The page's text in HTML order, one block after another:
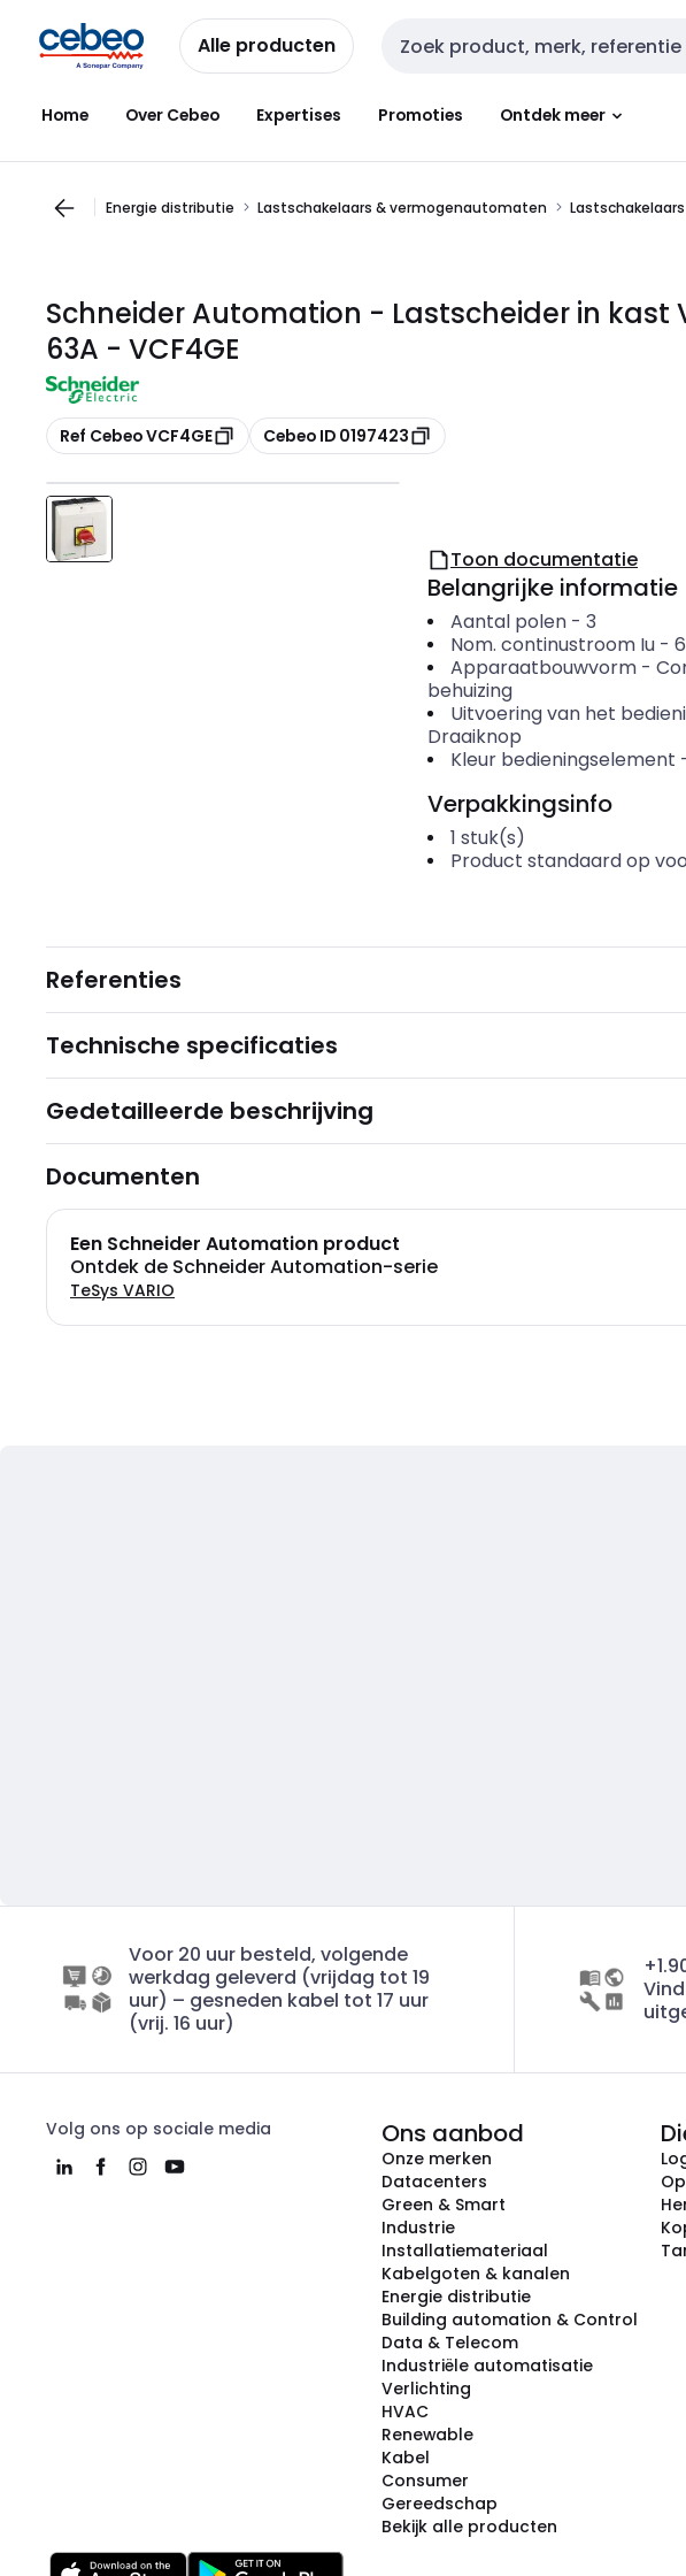
naar
navigatie
naar
inhoud
Alle producten Zoekveld invoer
Home Over Cebeo Expertises Promoties Ontdek meer
Energie distributie Lastschakelaars & vermogenautomaten
Schneider Automation - Lastscheider in kast
63A - VCF4GE
Kopiëren
Ref Cebeo VCF4GE Kopiëren
Cebeo ID 0197423
Toon documentatie
Belangrijke informatie
Aantal polen- 3
Nom. continustroom Iu-
Apparaatbouwvorm-
behuizing
Uitvoering van het
Draaiknop
Kleur bedieningselement
Verpakkingsinfo
1 stuk(s)
Product standaard op
Referenties
Technische specificaties
Gedetailleerde beschrijving
Documenten
Een Schneider Automation product
Ontdek de Schneider Automation-serie
TeSys VARIO
Voor 20 uur besteld, volgende
werkdag geleverd (vrijdag tot 19
uur) – gesneden kabel tot 17 uur
(vrij. 16 uur)
Volg ons op sociale media Ons aanbod
Onze merken
Datacenters
Green & Smart
Industrie
Installatiemateriaal
Kabelgoten & kanalen
Energie distributie
Building automation & Control
Data & Telecom
Industriële automatisatie
Verlichting
HVAC
Renewable
Kabel
Consumer
Gereedschap
Bekijk alle producten